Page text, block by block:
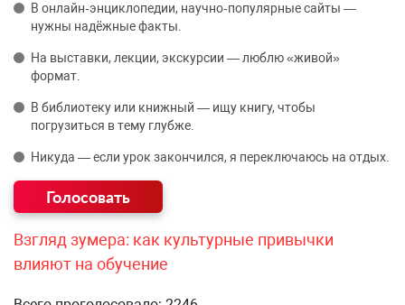
В онлайн‑энциклопедии, научно‑популярные сайты —
нужны надёжные факты.
На выставки, лекции, экскурсии — люблю «живой»
формат.
В библиотеку или книжный — ищу книгу, чтобы
погрузиться в тему глубже.
Никуда — если урок закончился, я переключаюсь на отдых.
Взгляд зумера: как культурные привычки
влияют на обучение